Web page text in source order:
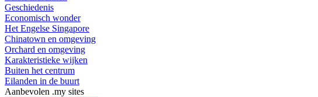
Geschiedenis
Economisch wonder
Het Engelse Singapore
Chinatown en omgeving
Orchard en omgeving
Karakteristieke wijken
Buiten het centrum
Eilanden in de buurt
Aanbevolen .my sites